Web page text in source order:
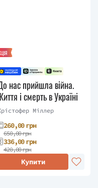
нас прийшла війна.
і смерть в Україні
Міллер
260,00 грн
650,00 грн
336,00 грн
420,00 грн
Купити